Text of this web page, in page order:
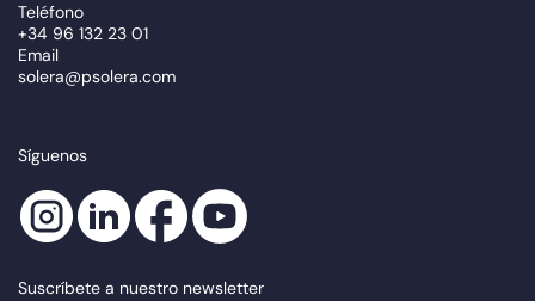
Teléfono
+34 96 132 23 01
Email
solera@psolera.com
Síguenos
Suscríbete a nuestro newsletter